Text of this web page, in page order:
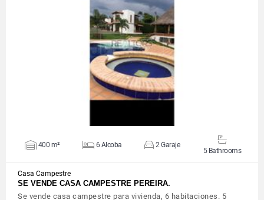
VIEW DETAILS
400 m² 6 Alcoba 2 Garaje
5 Bathrooms
Casa Campestre
SE VENDE CASA CAMPESTRE PEREIRA.
Se vende casa campestre para vivienda, 6 habitaciones. 5